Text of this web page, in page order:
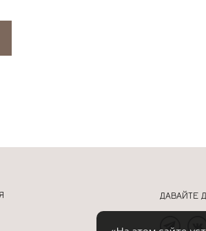
ДАВАЙТЕ